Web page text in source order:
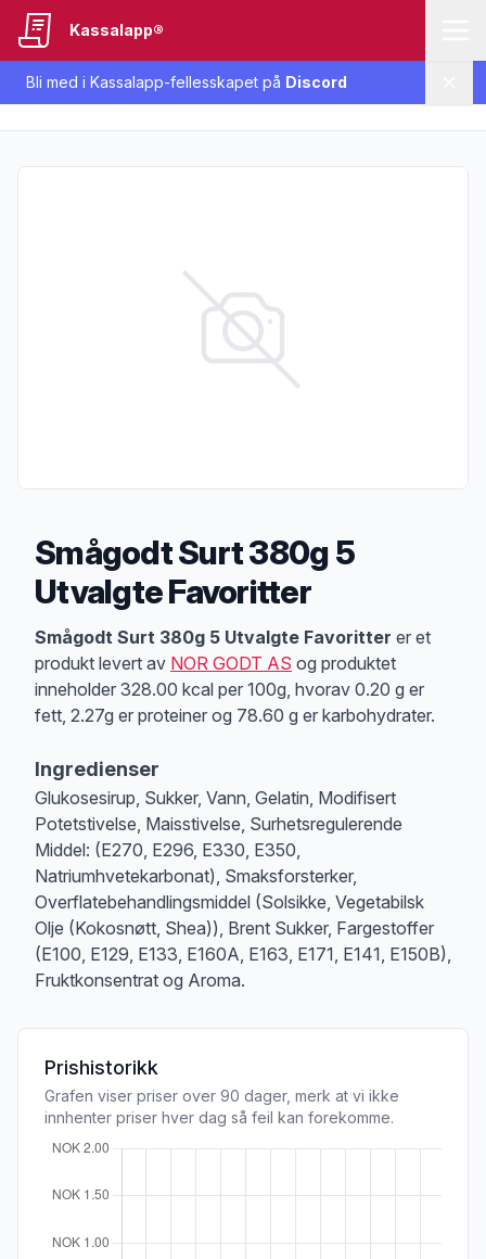
Bli med i Kassalapp-fellesskapet på Discord
Kassalapp®
Smågodt Surt 380g 5
Utvalgte Favoritter
Produktbeskrivelse
Smågodt Surt 380g 5 Utvalgte Favoritter er et
produkt levert av NOR GODT AS og produktet
inneholder 328.00 kcal per 100g, hvorav 0.20 g er
fett, 2.27g er proteiner og 78.60 g er karbohydrater.
Ingredienser
Glukosesirup, Sukker, Vann, Gelatin, Modifisert
Potetstivelse, Maisstivelse, Surhetsregulerende
Middel: (E270, E296, E330, E350,
Natriumhvetekarbonat), Smaksforsterker,
Overflatebehandlingsmiddel (Solsikke, Vegetabilsk
Olje (Kokosnøtt, Shea)), Brent Sukker, Fargestoffer
(E100, E129, E133, E160A, E163, E171, E141, E150B),
Fruktkonsentrat og Aroma.
Prishistorikk
Grafen viser priser over 90 dager, merk at vi ikke
innhenter priser hver dag så feil kan forekomme.